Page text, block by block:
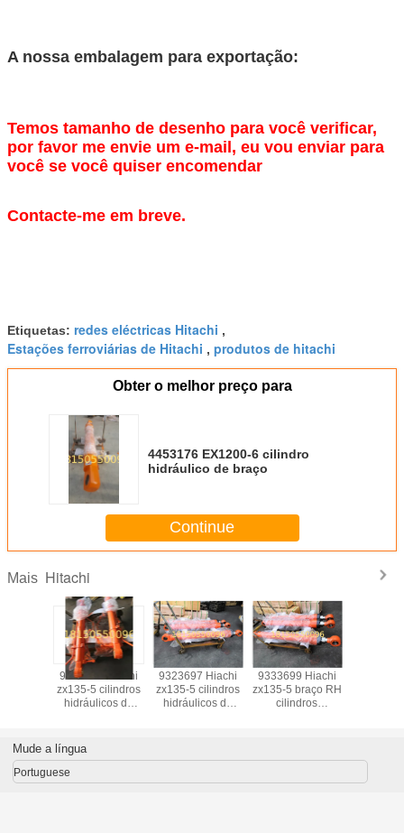
A nossa embalagem para exportação:
Temos tamanho de desenho para você verificar,
por favor me envie um e-mail, eu vou enviar para
você se você quiser encomendar
Contacte-me em breve.
Etiquetas: redes eléctricas Hitachi ,
Estações ferroviárias de Hitachi , produtos de hitachi
Obter o melhor preço para
4453176 EX1200-6 cilindro
hidráulico de braço
Continue
Mais Hitachi
9323698 Hiachi
zx135-5 cilindros
hidráulicos de
9323697 Hiachi
zx135-5 cilindros
hidráulicos de
9333699 Hiachi
zx135-5 braço RH
cilindros
Mude a língua
Portuguese